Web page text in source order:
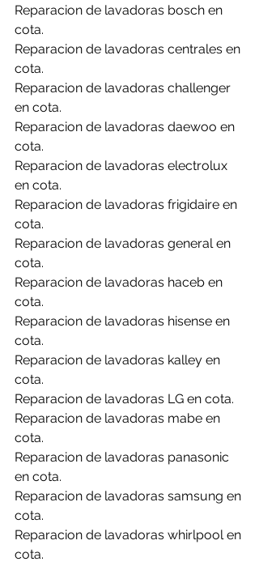
Reparacion de lavadoras bosch en
cota.
Reparacion de lavadoras centrales en
cota.
Reparacion de lavadoras challenger
en cota.
Reparacion de lavadoras daewoo en
cota.
Reparacion de lavadoras electrolux
en cota.
Reparacion de lavadoras frigidaire en
cota.
Reparacion de lavadoras general en
cota.
Reparacion de lavadoras haceb en
cota.
Reparacion de lavadoras hisense en
cota.
Reparacion de lavadoras kalley en
cota.
Reparacion de lavadoras LG en cota.
Reparacion de lavadoras mabe en
cota.
Reparacion de lavadoras panasonic
en cota.
Reparacion de lavadoras samsung en
cota.
Reparacion de lavadoras whirlpool en
cota.